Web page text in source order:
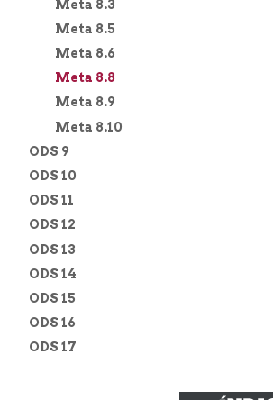
Meta 8.3
Meta 8.5
Meta 8.6
Meta 8.8
Meta 8.9
Meta 8.10
ODS 9
ODS 10
ODS 11
ODS 12
ODS 13
ODS 14
ODS 15
ODS 16
ODS 17